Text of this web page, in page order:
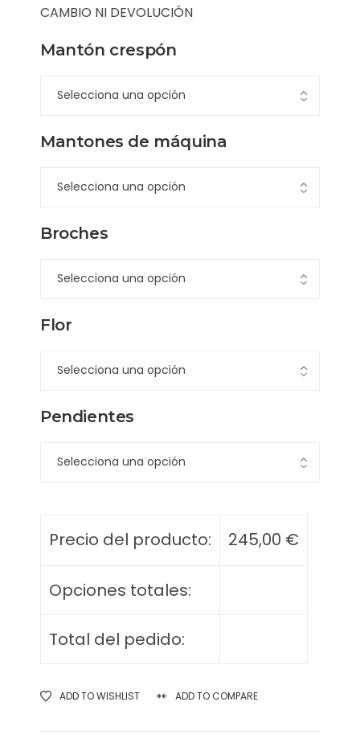
CAMBIO NI DEVOLUCIÓN
Mantón crespón
Mantones de máquina
Broches
Flor
Pendientes
Precio del producto: 245,00 €
Opciones totales:
Total del pedido:
ADD TO WISHLIST ADD TO COMPARE